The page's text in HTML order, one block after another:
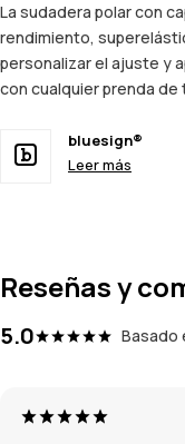
La sudadera polar con
rendimiento,
personalizar el ajuste y
con cualquier prenda de
bluesign®
Leer más
Reseñas y
5.0 Basado